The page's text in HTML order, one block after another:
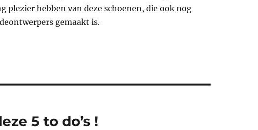
plezier hebben van deze schoenen, die ook nog
gemaakt is.
5 to do’s !